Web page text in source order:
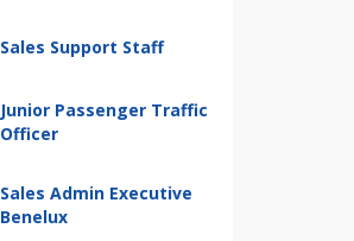
Sales Support Staff
Junior Passenger Traffic
Officer
Sales Admin Executive
Benelux